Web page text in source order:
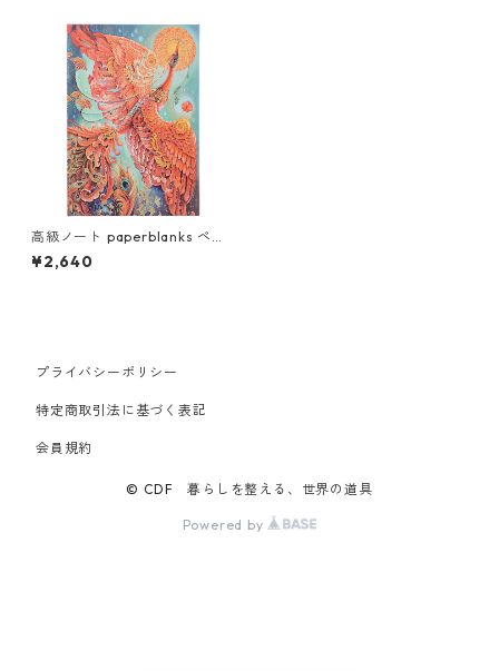
高級ノート paperblanks ペー
パーブランクス MIDI ハードカ
バー 罫線 幸せの鳥 火の鳥
¥2,640
プライバシーポリシー
特定商取引法に基づく表記
会員規約
© CDF 暮らしを整える、世界の道具
Powered by